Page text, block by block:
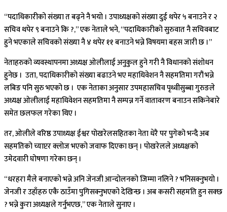
“पदाधिकारीको संख्या त बढ्ने नै भयो । उपाध्यक्षको संख्या दुई थपेर ५ बनाउने र २
सचिव थपेर ९ बनाउने कि ?,” एक नेताले भने, “पदाधिकारीको सुरुवात नै सचिवबाट
हुने भएकाले सचिवको संख्या नै ४ थपेर ११ बनाउने भन्ने विषयमा बहस जारी छ ।”
नेताहरुको व्यवस्थापनमा अध्यक्ष ओलीलाई अनुकुल हुने गरी नै विधानको संशोधन
हुनेछ । उता, पदाधिकारीको संख्या बढाउने भए महाधिवेशन नै सहमतिमा गरौं भन्ने
लबिङ पनि सुरु भएको छ । एक नेताका अनुसार उपमहासचिव पृथ्वीसुब्बा गुरुङले
अध्यक्ष ओलीलाई महाधिवेशन सहमतिमा नै सम्पन्न गर्ने वातावरण बनाउन सकिनेबारे
समेत छलफल गरेका थिए ।
तर, ओलीले वरिष्ठ उपाध्यक्ष ईश्वर पोखरेलसहितका नेता धेरै पर पुगेको भन्दै अब
सहमतिको च्याप्टर क्लोज भएको जवाफ दिएका छन् । पोखरेलले अध्यक्षको
उमेदवारी घोषणा गरेका छन् ।
“धरहरा मैले बनाएको भन्ने अनि जेनजी आन्दोलनको जिम्मा नलिने ? भनिसक्नुभयो ।
जेनजी र उहाँहरु एकै ठाउँमा पुगिसक्नुभएको देखिन्छ । अब कसरी सहमति हुन सक्छ
? भन्ने कुरा अध्यक्षले गर्नुभएछ,” एक नेताले सुनाए ।